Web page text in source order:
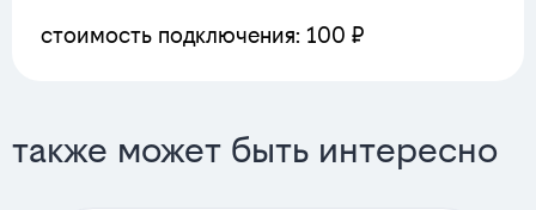
стоимость подключения: 100 ₽
также может быть интересно